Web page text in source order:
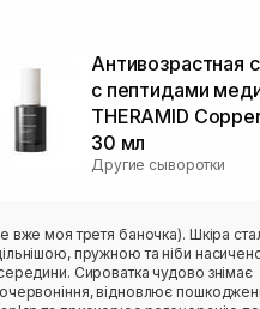
Антивозрастная
с пептидами
THERAMID
30 мл
Другие сыворотки
вже моя третя баночка). Шкіра
пружною та ніби
Сироватка чудово знімає
відновлює